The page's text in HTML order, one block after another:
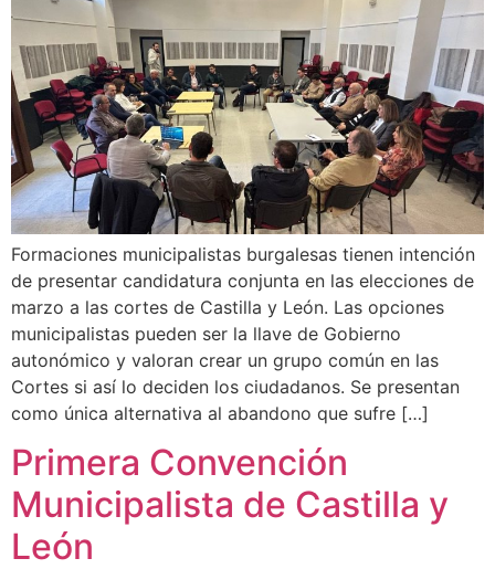
Formaciones municipalistas burgalesas tienen intención
de presentar candidatura conjunta en las elecciones de
marzo a las cortes de Castilla y León. Las opciones
municipalistas pueden ser la llave de Gobierno
autonómico y valoran crear un grupo común en las
Cortes si así lo deciden los ciudadanos. Se presentan
como única alternativa al abandono que sufre […]
Primera Convención
Municipalista de Castilla y
León